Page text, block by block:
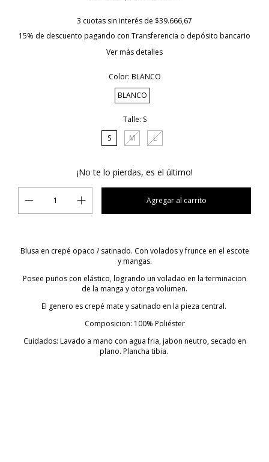
3 cuotas sin interés de $39.666,67
15% de descuento pagando con Transferencia o depósito bancario
Ver más detalles
Color: BLANCO
BLANCO
Talle: S
S
M L
¡No te lo pierdas, es el último!
Blusa en crepé opaco / satinado. Con volados y frunce en el escote
y mangas.
Posee puños con elástico, logrando un voladao en la terminacion
de la manga y otorga volumen.
El genero es crepé mate y satinado en la pieza central.
Composicion: 100% Poliéster
Cuidados: Lavado a mano con agua fria, jabon neutro, secado en
plano. Plancha tibia.